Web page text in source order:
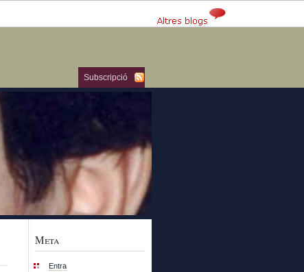
Subscripció
Meta
Entra